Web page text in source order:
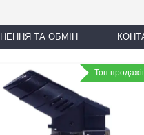
ТА ОБМІН
Топ